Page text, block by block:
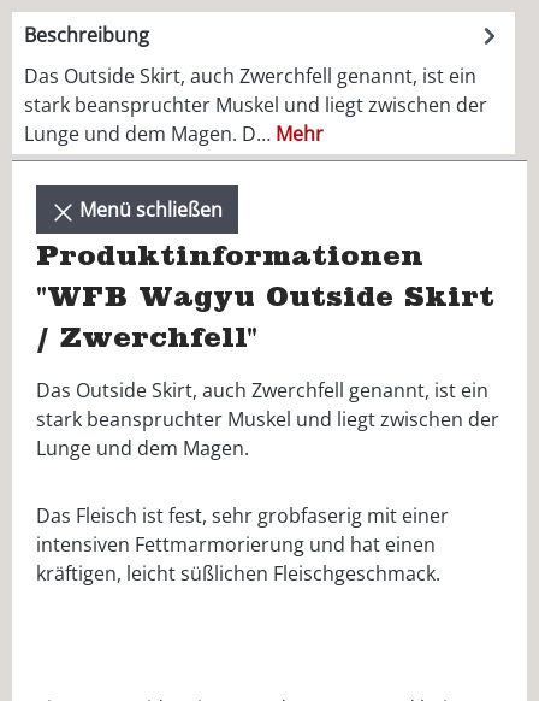
Beschreibung
Das Outside Skirt, auch Zwerchfell genannt, ist ein
stark beanspruchter Muskel und liegt zwischen der
Lunge und dem Magen. D… Mehr
Menü schließen
Produktinformationen
"WFB Wagyu Outside Skirt
/ Zwerchfell"
Das Outside Skirt, auch Zwerchfell genannt, ist ein
stark beanspruchter Muskel und liegt zwischen der
Lunge und dem Magen.
Das Fleisch ist fest, sehr grobfaserig mit einer
intensiven Fettmarmorierung und hat einen
kräftigen, leicht süßlichen Fleischgeschmack.